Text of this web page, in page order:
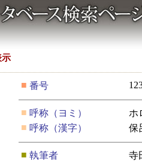
示
■ 番号
■ 呼称（ヨミ）
ホ
■ 呼称（漢字） 保
■ 執筆者 寺